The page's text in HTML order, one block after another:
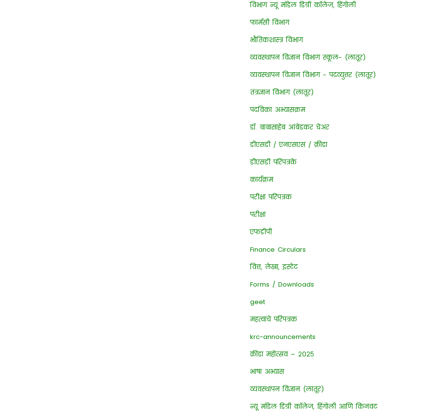
विभाग न्यू मॉडेल डिग्री कॉलेज, हिंगोली
फार्मसी विभाग
भौतिकशास्त्र विभाग
व्यवस्थापन विज्ञान विभाग स्कूल- (लातूर)
व्यवस्थापन विज्ञान विभाग - पदव्युत्तर (लातूर)
तंत्रज्ञान विभाग (लातूर)
पदविका अभ्यासक्रम
डॉ. बाबासाहेब आंबेडकर चेअर
डीएसडी / एनएसएस / क्रीडा
डीएसडी परिपत्रके
कार्यक्रम
परीक्षा परिपत्रक
परीक्षा
एफडीपी
Finance Circulars
वित्त, लेखा, इस्टेट
Forms / Downloads
geet
महत्वाचे परिपत्रक
krc-announcements
क्रीडा महोत्सव – २०२५
भाषा अभ्यास
व्यवस्थापन विज्ञान (लातूर)
न्यू मॉडेल डिग्री कॉलेज, हिंगोली आणि किनवट